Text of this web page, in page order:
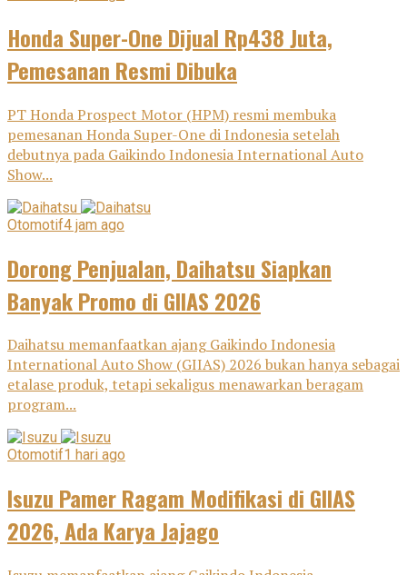
Honda Super-One Dijual Rp438 Juta,
Pemesanan Resmi Dibuka
PT Honda Prospect Motor (HPM) resmi membuka
pemesanan Honda Super-One di Indonesia setelah
debutnya pada Gaikindo Indonesia International Auto
Show...
Otomotif4 jam ago
Dorong Penjualan, Daihatsu Siapkan
Banyak Promo di GIIAS 2026
Daihatsu memanfaatkan ajang Gaikindo Indonesia
International Auto Show (GIIAS) 2026 bukan hanya sebagai
etalase produk, tetapi sekaligus menawarkan beragam
program...
Otomotif1 hari ago
Isuzu Pamer Ragam Modifikasi di GIIAS
2026, Ada Karya Jajago